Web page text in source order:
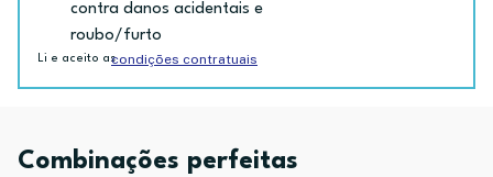
contra danos acidentais e
roubo/furto
Li e aceito ascondições contratuais
Combinações perfeitas